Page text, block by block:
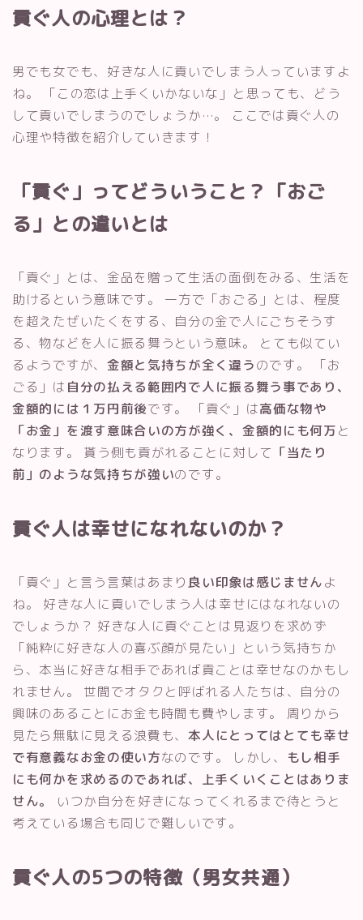
貢ぐ人の心理とは？
男でも女でも、好きな人に貢いでしまう人っていますよ
ね。 「この恋は上手くいかないな」と思っても、どう
して貢いでしまうのでしょうか…。 ここでは貢ぐ人の
心理や特徴を紹介していきます！
「貢ぐ」ってどういうこと？「おご
る」との違いとは
「貢ぐ」とは、金品を贈って生活の面倒をみる、生活を
助けるという意味です。 一方で「おごる」とは、程度
を超えたぜいたくをする、自分の金で人にごちそうす
る、物などを人に振る舞うという意味。 とても似てい
るようですが、 金額と気持ちが全く違うのです。 「お
ごる」は 自分の払える範囲内で人に振る舞う事であり、
金額的には１万円前後です。 「貢ぐ」は高価な物や
「お金」を渡す意味合いの方が強く、金額的にも何万と
なります。 貰う側も貢がれることに対して 「当たり
前」のような気持ちが強いのです。
貢ぐ人は幸せになれないのか？
「貢ぐ」と言う言葉はあまり良い印象は感じませんよ
ね。 好きな人に貢いでしまう人は幸せにはなれないの
でしょうか？ 好きな人に貢ぐことは見返りを求めず
「純粋に好きな人の喜ぶ顔が見たい」という気持ちか
ら、本当に好きな相手であれば貢ことは幸せなのかもし
れません。 世間でオタクと呼ばれる人たちは、自分の
興味のあることにお金も時間も費やします。 周りから
見たら無駄に見える浪費も、本人にとってはとても幸せ
で有意義なお金の使い方なのです。 しかし、
もし相手
にも何かを求めるのであれば、上手くいくことはありま
せん。 いつか自分を好きになってくれるまで待とうと
考えている場合も同じで難しいです。
貢ぐ人の5つの特徴（男女共通）